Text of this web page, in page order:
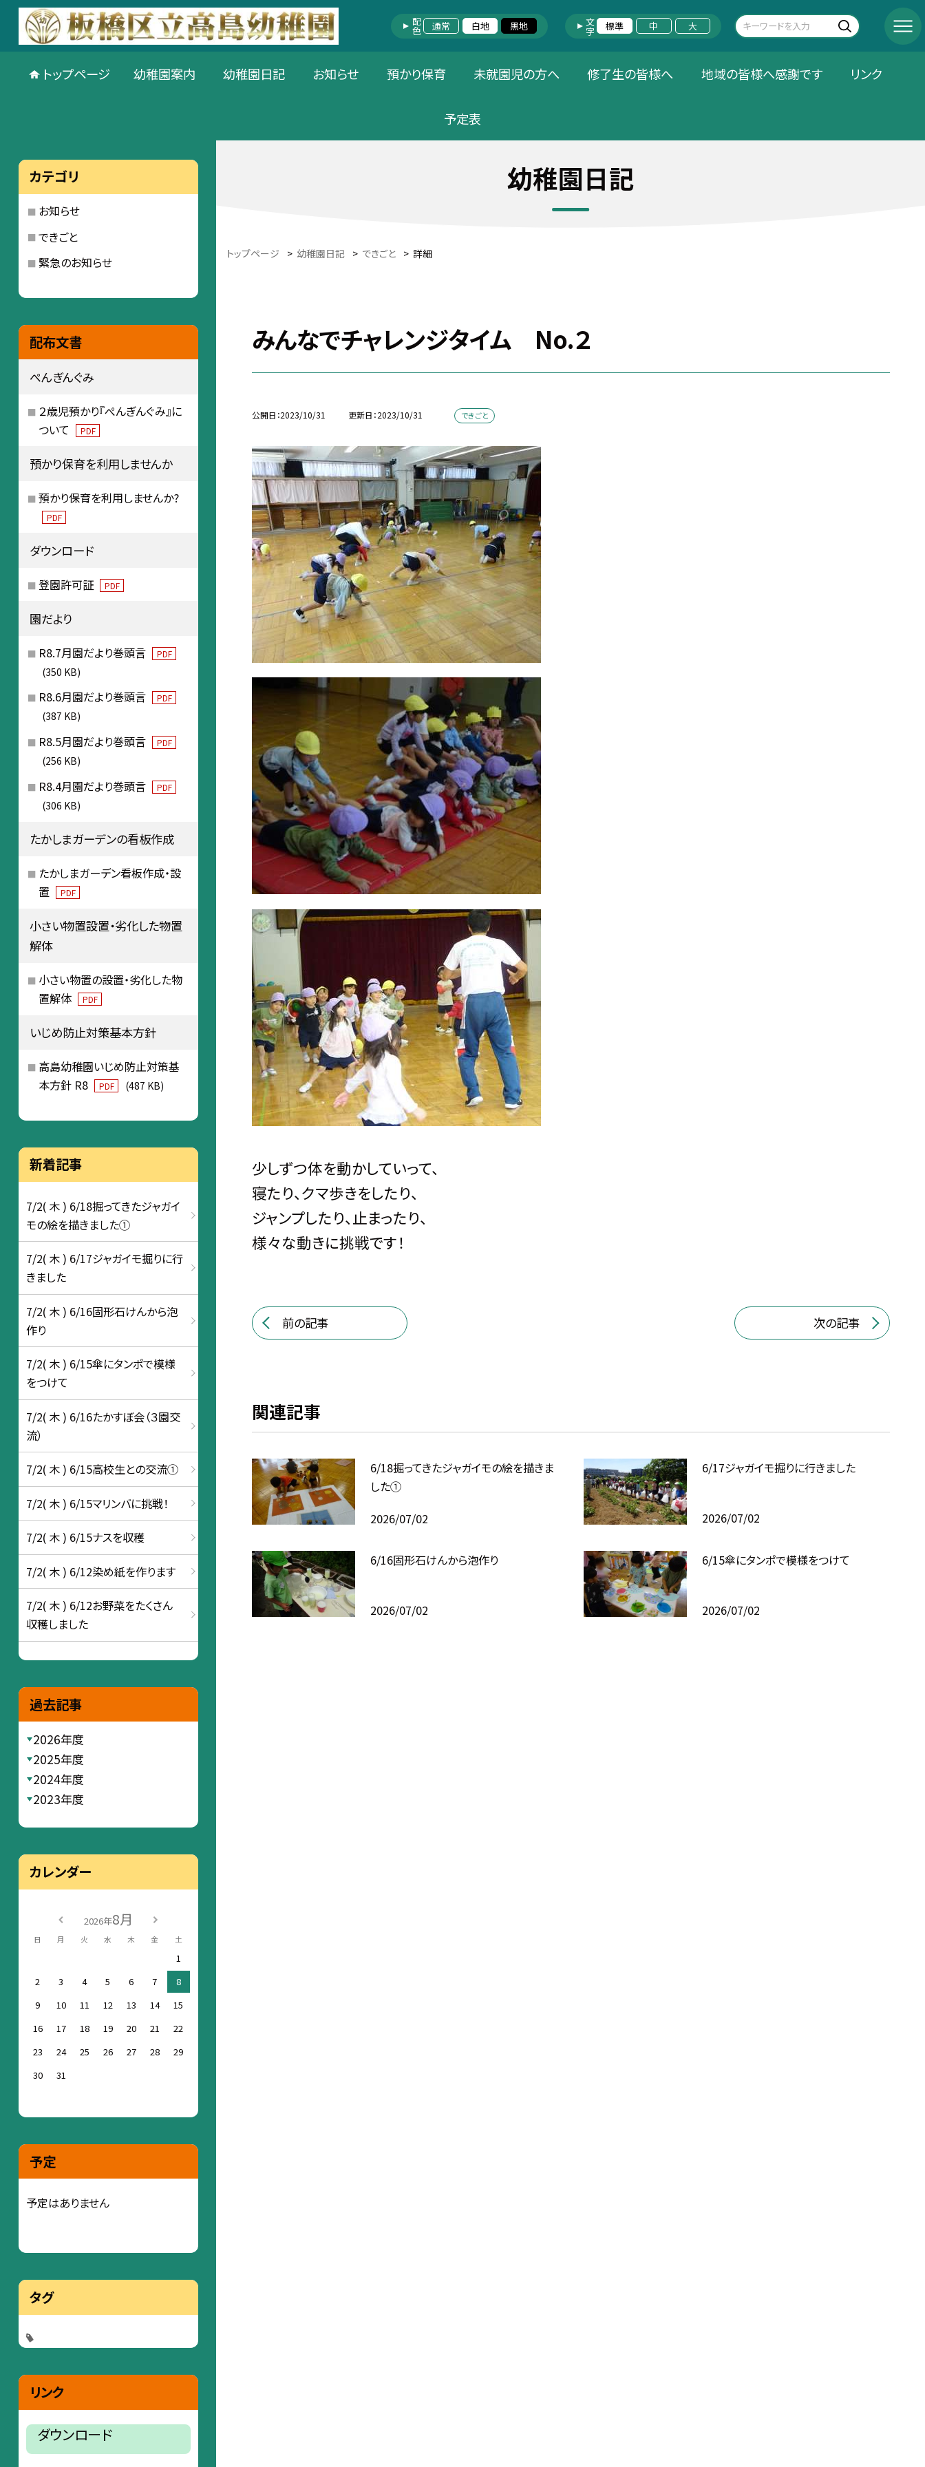
配色 通常 白地 黒地 文字 標準 中 大
トップページ 幼稚園案内 幼稚園日記 お知らせ 預かり保育 未就園児の方へ 修了生の皆様へ 地域の皆様へ感謝です リンク
予定表
幼稚園日記
トップページ > 幼稚園日記 > できごと > 詳細
みんなでチャレンジタイム No.２
公開日 2023/10/31 更新日 2023/10/31 できごと
少しずつ体を動かしていって、
寝たり、クマ歩きをしたり、
ジャンプしたり、止まったり、
様々な動きに挑戦です！
前の記事 次の記事
関連記事
6/18掘ってきたジャガイモの絵を描きま
した①
2026/07/02
6/17ジャガイモ掘りに行きました
2026/07/02
6/16固形石けんから泡作り
2026/07/02
6/15傘にタンポで模様をつけて
2026/07/02
カテゴリ
お知らせ
できごと
緊急のお知らせ
配布文書
ぺんぎんぐみ
２歳児預かり『ぺんぎんぐみ』に
ついて
PDF
預かり保育を利用しませんか
預かり保育を利用しませんか?
PDF
ダウンロード
登園許可証 PDF
園だより
R8.7月園だより巻頭言 PDF
(350 KB)
R8.6月園だより巻頭言 PDF
(387 KB)
R8.5月園だより巻頭言 PDF
(256 KB)
R8.4月園だより巻頭言 PDF
(306 KB)
たかしまガーデンの看板作成
たかしまガーデン看板作成・設
置
PDF
小さい物置設置・劣化した物置
解体
小さい物置の設置・劣化した物
置解体
PDF
いじめ防止対策基本方針
高島幼稚園いじめ防止対策基
本方針 R8
PDF (487 KB)
新着記事
7/2( 木 ) 6/18掘ってきたジャガイ
モの絵を描きました①
7/2( 木 ) 6/17ジャガイモ掘りに行
きました
7/2( 木 ) 6/16固形石けんから泡
作り
7/2( 木 ) 6/15傘にタンポで模様
をつけて
7/2( 木 ) 6/16たかすぼ会（３園交
流）
7/2( 木 ) 6/15高校生との交流①
7/2( 木 ) 6/15マリンバに挑戦！
7/2( 木 ) 6/15ナスを収穫
7/2( 木 ) 6/12染め紙を作ります
7/2( 木 ) 6/12お野菜をたくさん
収穫しました
過去記事
2026年度
2025年度
2024年度
2023年度
カレンダー
2026年8月
日 月 火 水 木 金 土
1
2
3 4 5 6 7
8
9
10 11 12 13 14
15
16
17 18 19 20 21
22
23
24 25 26 27 28
29
30
31
予定
予定はありません
タグ
リンク
ダウンロード